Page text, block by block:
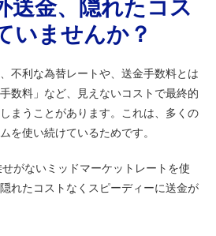
送金、隠れたコス
いませんか？
不利な為替レートや、送金手数料とは
数料」など、見えないコストで最終的
まうことがあります。これは、多くの
を使い続けているためです。
がないミッドマーケットレートを使
れたコストなくスピーディーに送金が